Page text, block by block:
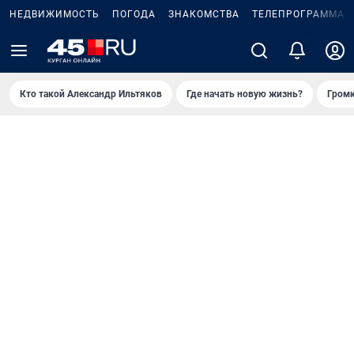
НЕДВИЖИМОСТЬ ПОГОДА ЗНАКОМСТВА ТЕЛЕПРОГРАММА
Кто такой Александр Ильтяков Где начать новую жизнь?